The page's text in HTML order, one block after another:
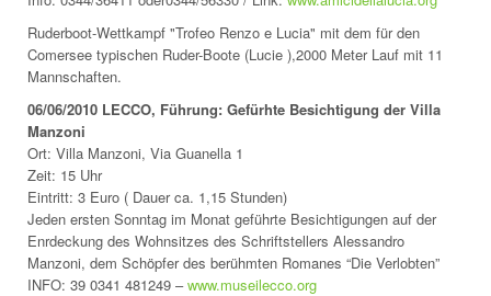
Ruderboot-Wettkampf "Trofeo Renzo e Lucia" mit dem für den
Comersee typischen Ruder-Boote (Lucie ),2000 Meter Lauf mit 11
Mannschaften.
06/06/2010 LECCO, Führung: Gefürhte Besichtigung der Villa
Manzoni
Ort: Villa Manzoni, Via Guanella 1
Zeit: 15 Uhr
Eintritt: 3 Euro ( Dauer ca. 1,15 Stunden)
Jeden ersten Sonntag im Monat geführte Besichtigungen auf der
Enrdeckung des Wohnsitzes des Schriftstellers Alessandro
Manzoni, dem Schöpfer des berühmten Romanes “Die Verlobten”
INFO: 39 0341 481249 –www.museilecco.org